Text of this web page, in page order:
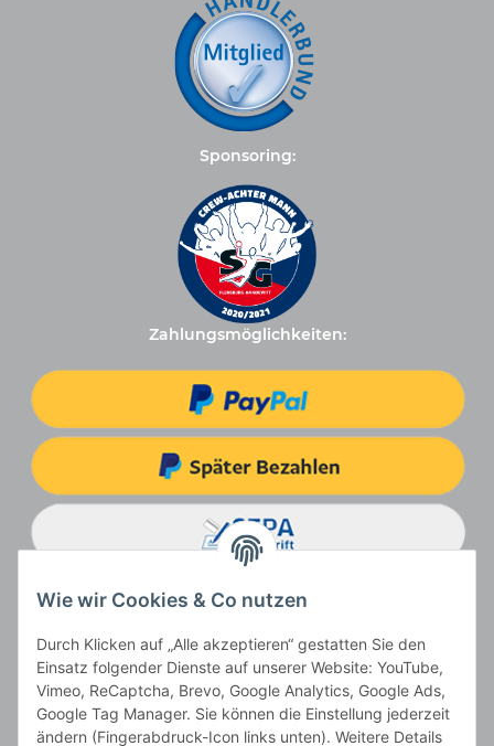
Sponsoring:
Zahlungsmöglichkeiten:
Wie wir Cookies & Co nutzen
Durch Klicken auf „Alle akzeptieren“ gestatten Sie den
Einsatz folgender Dienste auf unserer Website: YouTube,
Vimeo, ReCaptcha, Brevo, Google Analytics, Google Ads,
Google Tag Manager. Sie können die Einstellung jederzeit
ändern (Fingerabdruck-Icon links unten). Weitere Details